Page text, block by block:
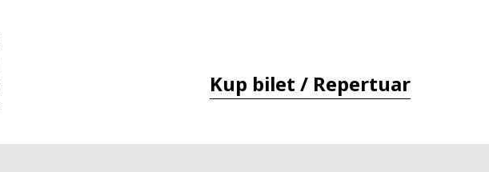
Kup bilet / Repertuar